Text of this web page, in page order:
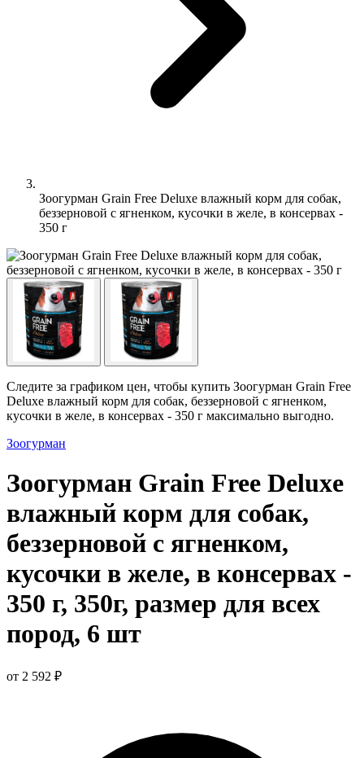
Зоогурман Grain Free Deluxe влажный корм для собак,
беззерновой с ягненком, кусочки в желе, в консервах -
350 г
Следите за графиком цен, чтобы купить Зоогурман Grain Free
Deluxe влажный корм для собак, беззерновой с ягненком,
кусочки в желе, в консервах - 350 г максимально выгодно.
Зоогурман
Зоогурман Grain Free Deluxe
влажный корм для собак,
беззерновой с ягненком,
кусочки в желе, в консервах -
350 г, 350г, размер для всех
пород, 6 шт
от 2 592 ₽